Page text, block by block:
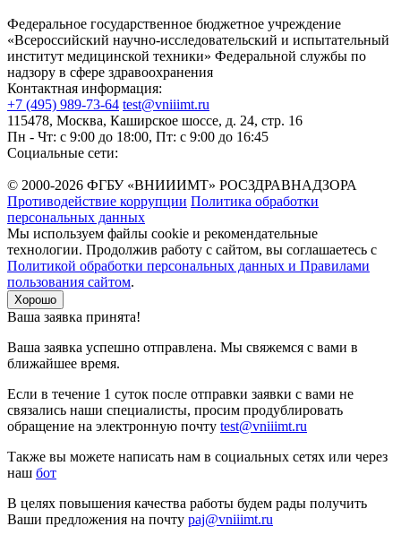
Федеральное государственное бюджетное учреждение
«Всероссийский научно-исследовательский и испытательный
институт медицинской техники» Федеральной службы по
надзору в сфере здравоохранения
Контактная информация:
+7 (495) 989-73-64 test@vniiimt.ru
115478, Москва, Каширское шоссе, д. 24, стр. 16
Пн - Чт: с 9:00 до 18:00, Пт: с 9:00 до 16:45
Социальные сети:
© 2000-2026 ФГБУ «ВНИИИМТ» РОСЗДРАВНАДЗОРА
Противодействие коррупции Политика обработки
персональных данных
Мы используем файлы cookie и рекомендательные
технологии. Продолжив работу с сайтом, вы соглашаетесь с
Политикой обработки персональных данных и Правилами
пользования сайтом.
Хорошо
Ваша заявка принята!
Ваша заявка успешно отправлена. Мы свяжемся с вами в
ближайшее время.
Если в течение 1 суток после отправки заявки с вами не
связались наши специалисты, просим продублировать
обращение на электронную почту test@vniiimt.ru
Также вы можете написать нам в социальных сетях или через
наш бот
В целях повышения качества работы будем рады получить
Ваши предложения на почту paj@vniiimt.ru